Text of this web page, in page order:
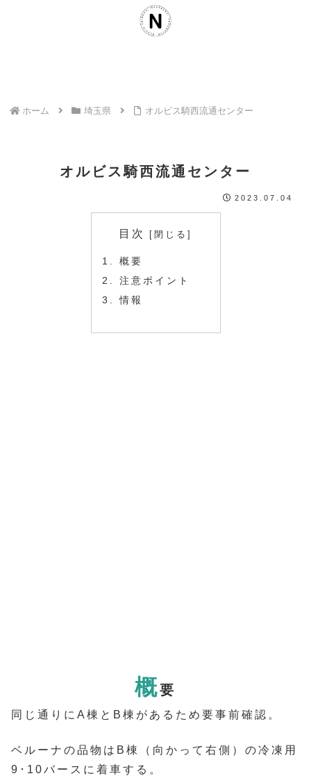
ホーム 埼玉県 オルビス騎西流通センター
オルビス騎西流通センター
2023.07.04
目次
概要
注意ポイント
情報
概要
同じ通りにA棟とB棟があるため要事前確認。
ベルーナの品物はB棟（向かって右側）の冷凍用
9･10バースに着車する。